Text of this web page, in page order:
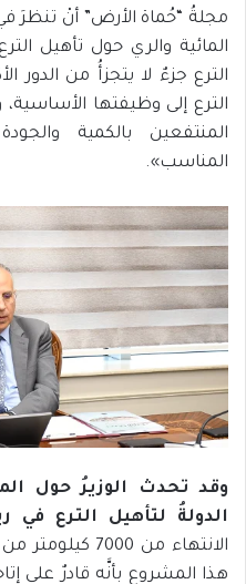
مجلةُ “حُماة الأرض” أنْ تنظرَ
المائية والري حول تأهيل
الترع جزءٌ لا يتجزأُ من الدور
الترع إلى وظيفتها
المنتفعين بالكمية
المناسب».
وقد تحدث الوزيرُ حول
الدولةُ لتأهيل الترع في
الانتهاء من
هذا المشروع بأنَّه قادرٌ على